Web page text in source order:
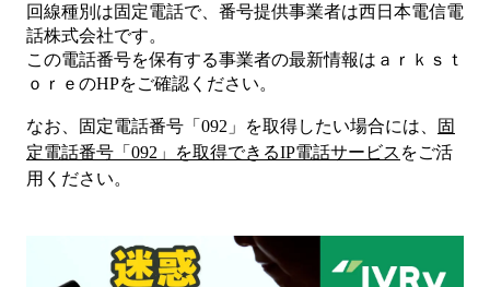
回線種別は固定電話で、番号提供事業者は西日本電信電
話株式会社です。
この電話番号を保有する事業者の最新情報は ａｒｋｓｔ
ｏｒｅ のHPをご確認ください。
なお、固定電話番号「 092 」を取得したい場合には、
固
定電話番号「 092 」を取得できるIP電話サービス をご活
用ください。